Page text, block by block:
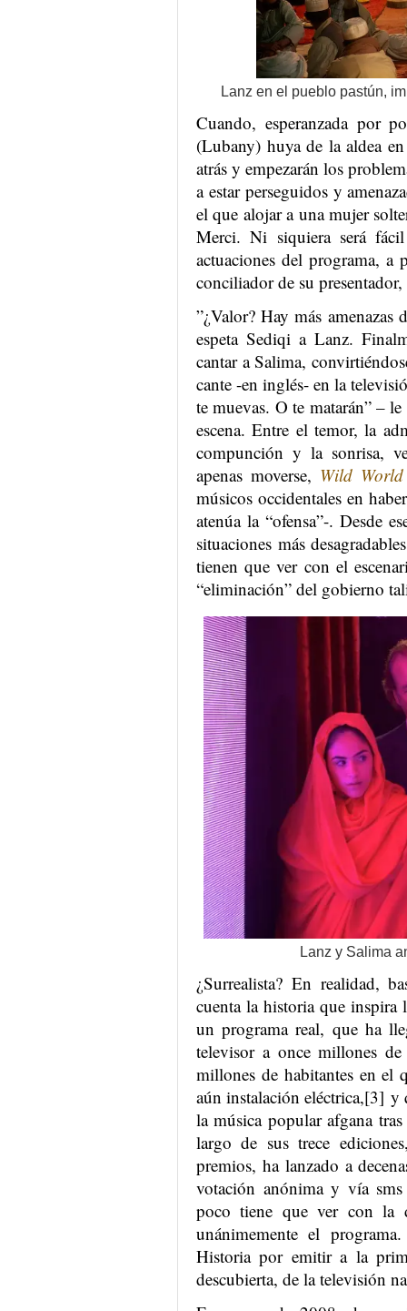
Lanz en el pueblo pastún,
Cuando, esperanzada por
(Lubany) huya de la aldea
atrás y empezarán los
a estar perseguidos y
el que alojar a una mujer
Merci. Ni siquiera será
actuaciones del programa,
conciliador de su
”¿Valor? Hay más amenazas
espeta Sediqi a Lanz.
cantar a Salima,
cante -en inglés- en la
te muevas. O te matarán” –
escena. Entre el temor, la
compunción y la sonrisa,
apenas moverse, Wild World
músicos occidentales en
atenúa la “ofensa”-. Desde
situaciones más
tienen que ver con el
“eliminación” del gobierno
Lanz y Salima
¿Surrealista? En realidad,
cuenta la historia que
un programa real, que ha
televisor a once millones
millones de habitantes en el
aún instalación eléctrica,[3] y
la música popular afgana
largo de sus trece
premios, ha lanzado a
votación anónima y vía
poco tiene que ver con la
unánimemente el
Historia por emitir a la
descubierta, de la televisión